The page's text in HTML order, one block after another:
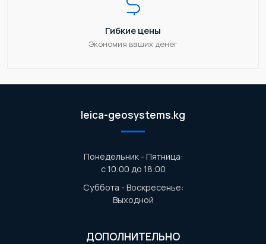
Гибкие цены
Экономия ваших денег
leica-geosystems.kg
Понедельник - Пятница:
с 10:00 до 18:00
Суббота - Воскресенье:
Выходной
ДОПОЛНИТЕЛЬНО